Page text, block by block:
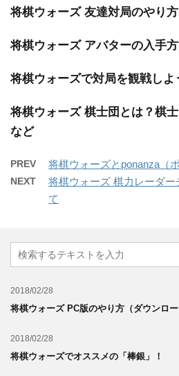
将棋ウォーズ 友達対局のやり方
将棋ウォーズ アバターの入手方
将棋ウォーズで対局を観戦しよ
将棋ウォーズ 棋士団とは？棋
など
PREV 将棋ウォーズとponanza（ポ
NEXT
将棋ウォーズ 棋力レーダ
て
2018/02/28
将棋ウォーズ PC版のやり方（ダウンロー
2018/02/28
将棋ウォーズでオススメの「棒銀」！